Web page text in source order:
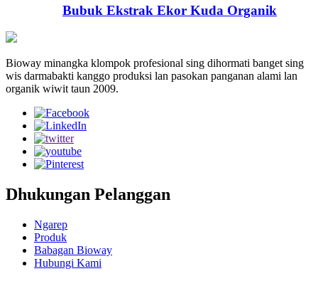
Bubuk Ekstrak Ekor Kuda Organik
Bioway minangka klompok profesional sing dihormati banget sing
wis darmabakti kanggo produksi lan pasokan panganan alami lan
organik wiwit taun 2009.
Dhukungan Pelanggan
Ngarep
Produk
Babagan Bioway
Hubungi Kami